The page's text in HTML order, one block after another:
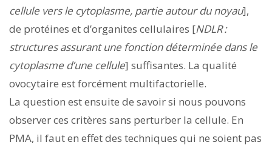
cellule vers le cytoplasme, partie autour du noyau],
de protéines et d’organites cellulaires [NDLR :
structures assurant une fonction déterminée dans le
cytoplasme d’une cellule] suffisantes. La qualité
ovocytaire est forcément multifactorielle.
La question est ensuite de savoir si nous pouvons
observer ces critères sans perturber la cellule. En
PMA, il faut en effet des techniques qui ne soient pas